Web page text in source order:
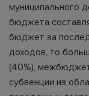
муниципального
бюджета
бюджет за
доходов, то
(40%),
субвенции из